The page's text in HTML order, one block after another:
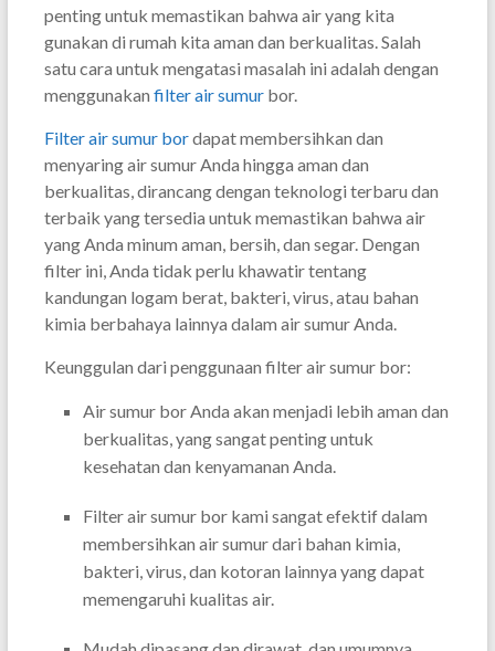
penting untuk memastikan bahwa air yang kita
gunakan di rumah kita aman dan berkualitas. Salah
satu cara untuk mengatasi masalah ini adalah dengan
menggunakan filter air sumurbor.
Filter air sumur bordapat membersihkan dan
menyaring air sumur Anda hingga aman dan
berkualitas, dirancang dengan teknologi terbaru dan
terbaik yang tersedia untuk memastikan bahwa air
yang Anda minum aman, bersih, dan segar. Dengan
filter ini, Anda tidak perlu khawatir tentang
kandungan logam berat, bakteri, virus, atau bahan
kimia berbahaya lainnya dalam air sumur Anda.
Keunggulan dari penggunaan filter air sumur bor:
Air sumur bor Anda akan menjadi lebih aman dan
berkualitas, yang sangat penting untuk
kesehatan dan kenyamanan Anda.
Filter air sumur bor kami sangat efektif dalam
membersihkan air sumur dari bahan kimia,
bakteri, virus, dan kotoran lainnya yang dapat
memengaruhi kualitas air.